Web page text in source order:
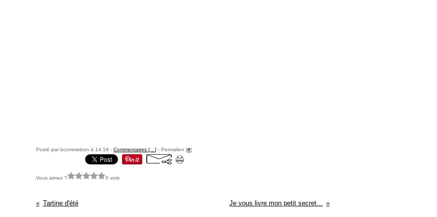
Posté par bcommebon à 14:18 - Commentaires [ ] - Permalien [#]
Vous aimez ? 0 vote
Tartine d'été Je vous livre mon petit secret…